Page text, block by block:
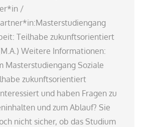
/
Teilhabe zukunftsorientiert
Weitere Informationen:
Masterstudiengang Soziale
zukunftsorientiert
und haben Fragen zu
und zum Ablauf? Sie
nicht sicher, ob das Studium